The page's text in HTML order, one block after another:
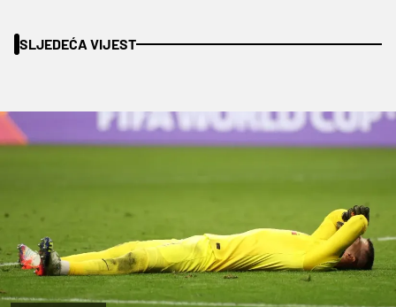
SLJEDEĆA VIJEST